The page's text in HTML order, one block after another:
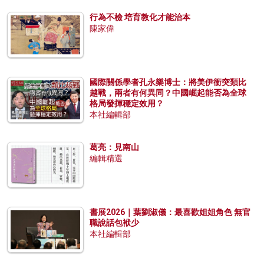
行為不檢 培育教化才能治本
陳家偉
國際關係學者孔永樂博士：將美伊衝突類比
越戰，兩者有何異同？中國崛起能否為全球
格局發揮穩定效用？
本社編輯部
葛亮：見南山
編輯精選
書展2026｜葉劉淑儀：最喜歡姐姐角色 無官
職說話包袱少
本社編輯部